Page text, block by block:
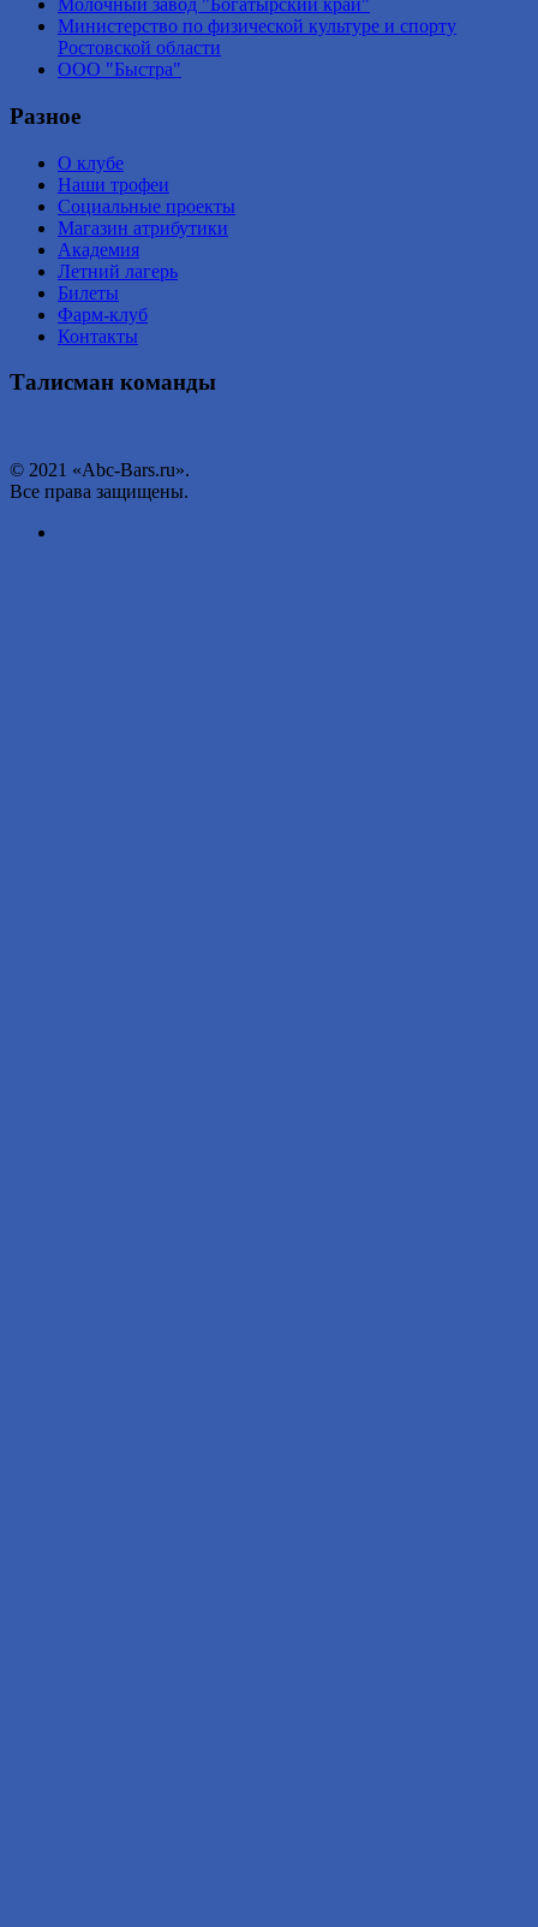
Молочный завод "Богатырский край"
Министерство по физической культуре и спорту
Ростовской области
ООО "Быстра"
Разное
О клубе
Наши трофеи
Социальные проекты
Магазин атрибутики
Академия
Летний лагерь
Билеты
Фарм-клуб
Контакты
Талисман команды
© 2021 «Abc-Bars.ru».
Все права защищены.